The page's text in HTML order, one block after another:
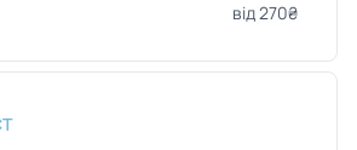
від 270₴